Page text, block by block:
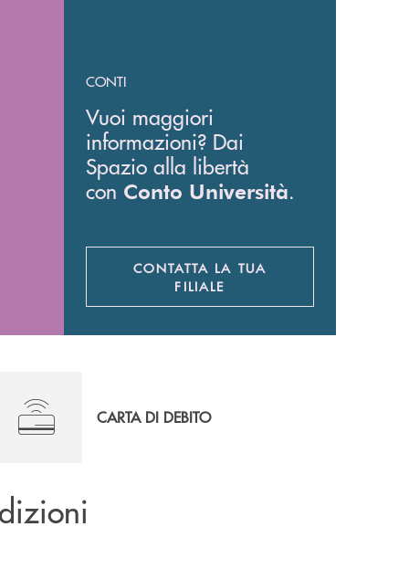
CONTI
Vuoi maggiori
informazioni? Dai
Spazio alla libertà
con Conto Università.
CONTATTA LA TUA
FILIALEAPRE UNA NUOVA
CARTA DI DEBITO